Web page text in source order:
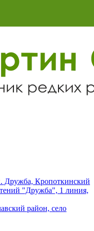
Дружба, Кропоткинский
"Дружба", 1 линия,
район, село